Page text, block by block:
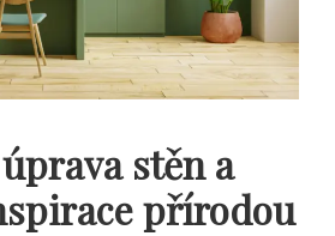
stěn a
přírodou